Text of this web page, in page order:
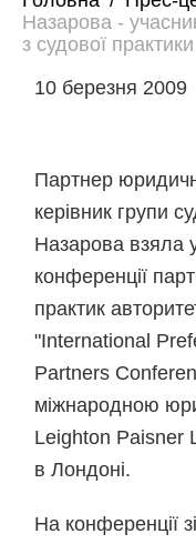
Назарова -
з судової практики
10 березня 2009
Партнер
керівник групи
Назарова взяла
конференції
практик
"International
Partners
міжнародною
Leighton Paisner
в Лондоні.
На конференції